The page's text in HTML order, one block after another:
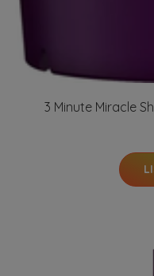
3 Minute Miracle